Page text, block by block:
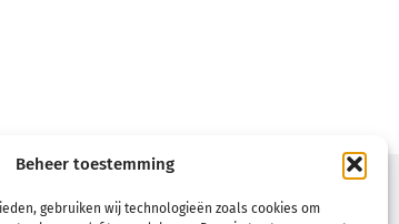
Beheer toestemming
gebruiken wij technologieën zoals cookies om
VOORWAARDEN